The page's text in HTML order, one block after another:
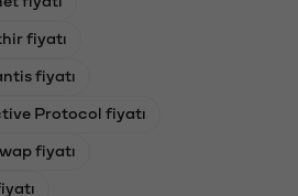
fiyatı
fiyatı
Protocol fiyatı
fiyatı